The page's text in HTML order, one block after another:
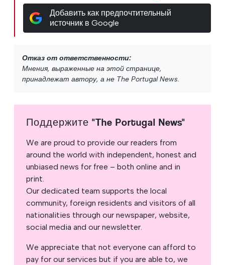
Добавить как предпочтительный
источник в Google
Отказ от ответственности:
Мнения, выраженные на этой странице,
принадлежат автору, а не The Portugal News.
Поддержите "The Portugal News"
We are proud to provide our readers from
around the world with independent, honest and
unbiased news for free – both online and in
print.
Our dedicated team supports the local
community, foreign residents and visitors of all
nationalities through our newspaper, website,
social media and our newsletter.
We appreciate that not everyone can afford to
pay for our services but if you are able to, we